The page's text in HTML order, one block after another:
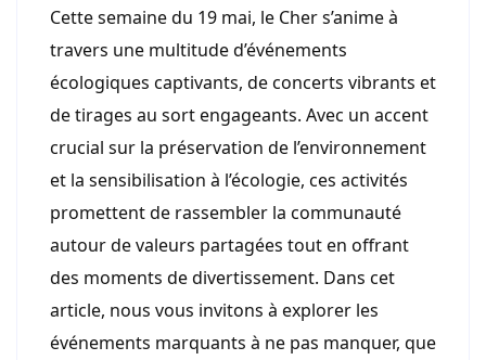
Cette semaine du 19 mai, le Cher s’anime à
travers une multitude d’événements
écologiques captivants, de concerts vibrants et
de tirages au sort engageants. Avec un accent
crucial sur la préservation de l’environnement
et la sensibilisation à l’écologie, ces activités
promettent de rassembler la communauté
autour de valeurs partagées tout en offrant
des moments de divertissement. Dans cet
article, nous vous invitons à explorer les
événements marquants à ne pas manquer, que